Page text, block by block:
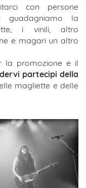
con persone
guadagniamo la
i vinili, altro
e magari un altro
la promozione e il
partecipi della
magliette e delle